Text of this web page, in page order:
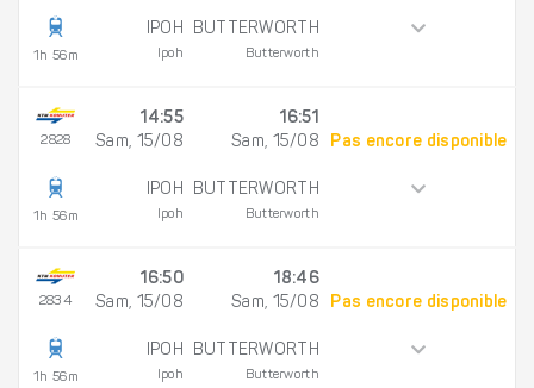
1h 56m
IPOH
Ipoh
BUTTERWORTH
Butterworth
2828
1h 56m
14:55
Sam, 15/08
IPOH
Ipoh
16:51
Sam, 15/08
BUTTERWORTH
Butterworth
Pas encore disponible
2834
1h 56m
16:50
Sam, 15/08
IPOH
Ipoh
18:46
Sam, 15/08
BUTTERWORTH
Butterworth
Pas encore disponible